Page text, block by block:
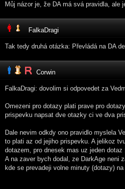
Můj názor je, že DA má svá pravidla, ale
FalkaDragi
Tak tedy druhá otázka: Převládá na DA
Corwin
FalkaDragi: dovolim si odpovedet za
Omezeni pro dotazy plati prave pro
prispevku napsat dve otazky ci ve dva
Dale nevim odkdy ono pravidlo myslela
to plati az od jejiho prispevku. A jelikoz
dotazem, pro dnesek mas uz jeden dotaz
A na zaver bych dodal, ze DarkAge neni
kde se prevadeji volne minuty (dotazy)